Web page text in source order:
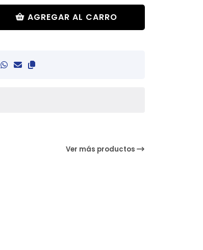
AGREGAR AL CARRO
Ver más productos